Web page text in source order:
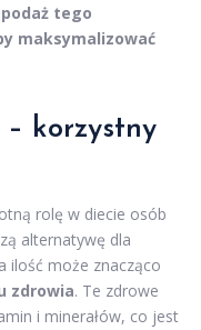
tego
maksymalizować
– korzystny
rolę w diecie osób
alternatywę dla
ilość może znacząco
zdrowia. Te zdrowe
i minerałów, co jest